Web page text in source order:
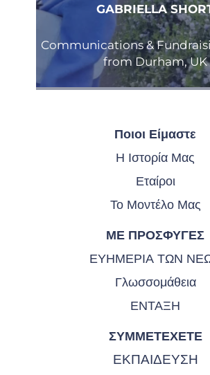
GABRIELLA
Communications &
from Durham, UK
Ποιοι Είμαστε
Η Ιστορία Μας
Εταίροι
Το Μοντέλο Μας
ΜΕ ΠΡΌΣΦΥΓΕΣ
ΕΥΗΜΕΡΊΑ ΤΩΝ
Γλωσσομάθεια
ΈΝΤΑΞΗ
ΣΥΜΜΕΤΕΧΕΤΕ
ΕΚΠΑΊΔΕΥΣΗ